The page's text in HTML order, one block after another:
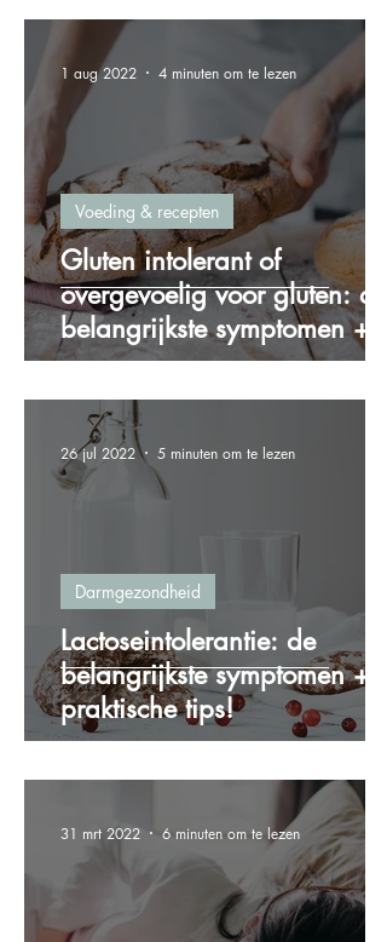
Gluten intolerant of
overgevoelig voor gluten: de
belangrijkste symptomen + 4
praktische tips!
Voeding & recepten
1 aug 2022 4 minuten om te lezen
Lactoseintolerantie: de
belangrijkste symptomen + 5
praktische tips!
Darmgezondheid
26 jul 2022 5 minuten om te lezen
31 mrt 2022 6 minuten om te lezen